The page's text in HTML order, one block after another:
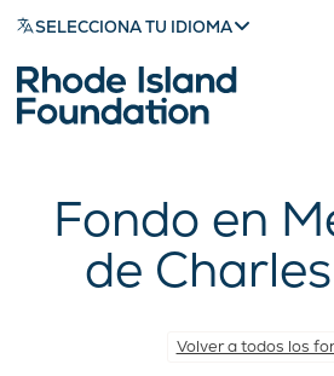
SELECCIONA TU IDIOMA
Fondo en
de
Volver a todos los